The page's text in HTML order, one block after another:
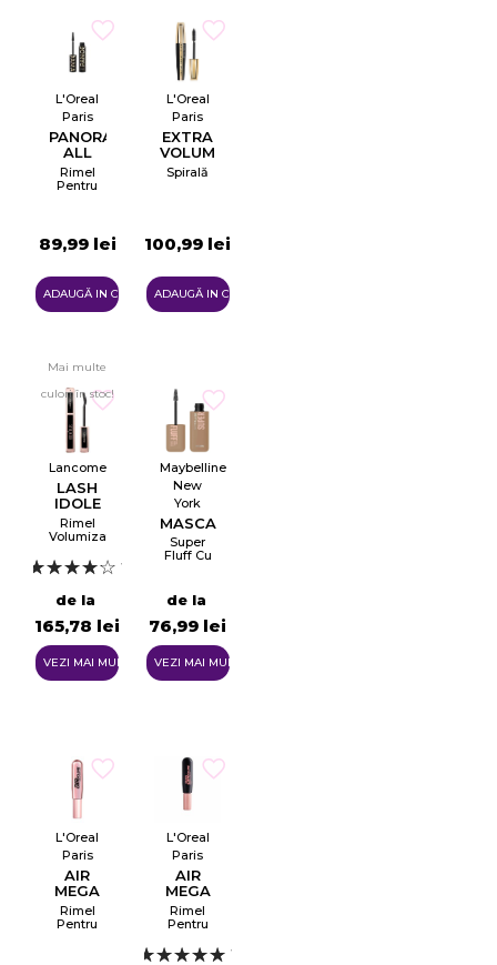
L'Oreal
Paris
PANORAMA
ALL
NIGHT
MASCARA
Rimel
Pentru
89,99 lei
ADAUGĂ IN COŞ
L'Oreal
Paris
EXTRA
VOLUME
COLLAGENE
MILLION
C
Spirală
100,99 lei
ADAUGĂ IN COŞ
Mai multe
culori în stoc!
Lancome
LASH
IDOLE
MASCARA
Rimel
Volumizator
8ml.
1
de la
165,78 lei
VEZI MAI MULTE
Maybelline
New
York
MASCARA
Super
Fluff Cu
de la
76,99 lei
VEZI MAI MULTE
L'Oreal
Paris
AIR
MEGA
VOLUME
Rimel
Pentru
L'Oreal
Paris
AIR
MEGA
VOLUME
30H
Rimel
Pentru
Longevitate1